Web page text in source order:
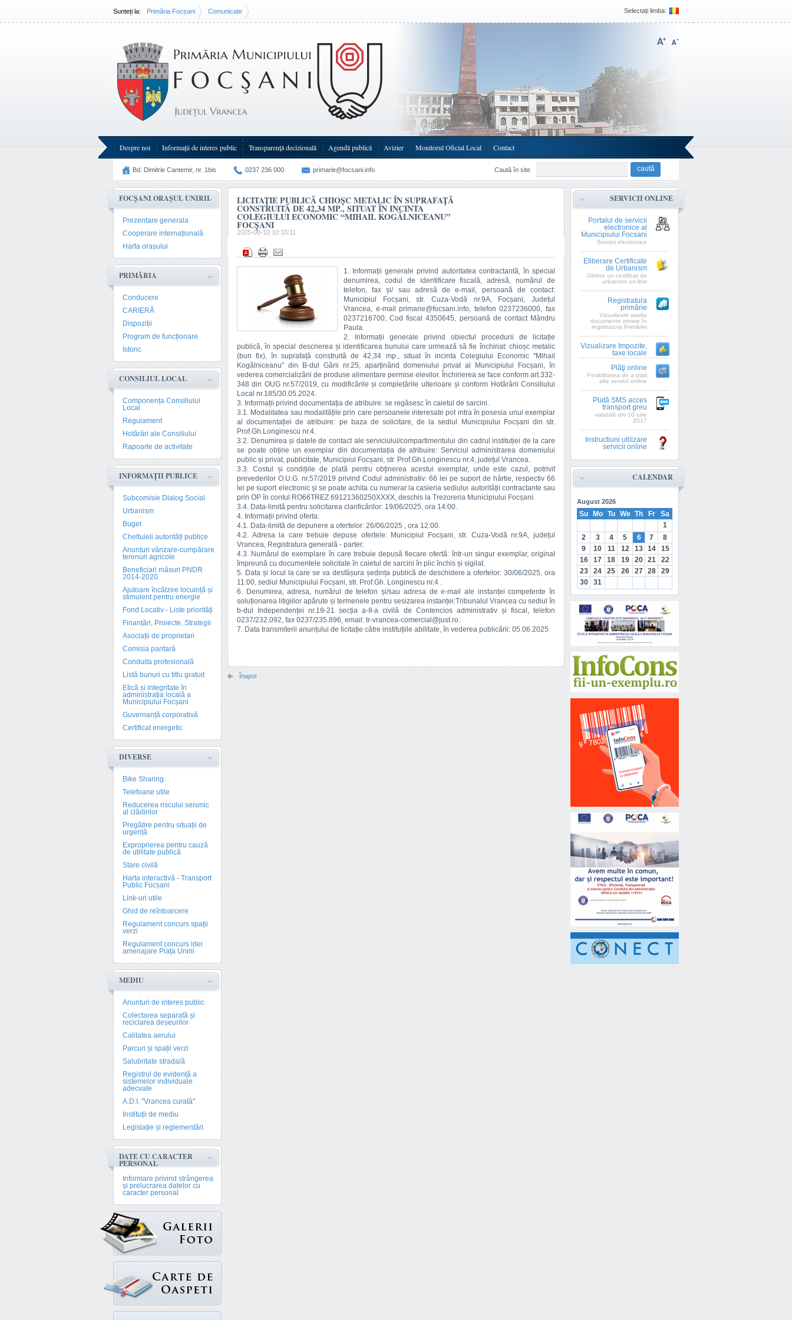
Sunteți la: Primăria Focșani Comunicate Selectați limba:
Despre noi Informații de interes public Transparenţă decizională Agendă publică Avizier Monitorul Oficial Local Contact
Bd. Dimitrie Cantemir, nr. 1bis 0237 236 000 primarie@focsani.info Caută în site
FOCȘANI ORAȘUL UNIRII
Prezentare generala
Cooperare internațională
Harta orașului
PRIMĂRIA
Conducere
CARIERĂ
Dispoziții
Program de funcționare
Istoric
CONSILIUL LOCAL
Componența Consiliului
Local
Regulament
Hotărâri ale Consiliului
Rapoarte de activitate
INFORMAȚII PUBLICE
Subcomisie Dialog Social
Urbanism
Buget
Cheltuieli autorități publice
Anunțuri vânzare-cumpărare
terenuri agricole
Beneficiari măsuri PNDR
2014-2020
Ajutoare încălzire locuință și
stimulent pentru energie
Fond Locativ - Liste priorități
Finanțări, Proiecte, Strategii
Asociații de proprietari
Comisia paritară
Conduita profesională
Listă bunuri cu titlu gratuit
Etică și integritate în
administrația locală a
Municipiului Focșani
Guvernanță corporativă
Certificat energetic
DIVERSE
Bike Sharing
Telefoane utile
Reducerea riscului seismic
al clădirilor
Pregătire pentru situații de
urgență
Exproprierea pentru cauză
de utilitate publică
Stare civilă
Harta interactivă - Transport
Public Focșani
Link-uri utile
Ghid de reîntoarcere
Regulament concurs spații
verzi
Regulament concurs idei
amenajare Piața Unirii
MEDIU
Anunțuri de interes public
Colectarea separată și
reciclarea deșeurilor
Calitatea aerului
Parcuri și spații verzi
Salubritate stradală
Registrul de evidență a
sistemelor individuale
adecvate
A.D.I. "Vrancea curată"
Instituții de mediu
Legislație și reglementări
DATE CU CARACTER
PERSONAL
Informare privind strângerea
și prelucrarea datelor cu
caracter personal
LICITAȚIE PUBLICĂ CHIOȘC METALIC ÎN SUPRAFAȚĂ
CONSTRUITĂ DE 42,34 MP., SITUAT ÎN INCINTA
COLEGIULUI ECONOMIC “MIHAIL KOGĂLNICEANU”
FOCȘANI
2025-06-10 10:33:11
1. Informații generale privind autoritatea contractantă, în special
denumirea, codul de identificare fiscală, adresă, numărul de
telefon, fax și/ sau adresă de e-mail, persoană de contact:
Municipiul Focșani, str. Cuza-Vodă nr.9A, Focșani, Județul
Vrancea, e-mail primarie@focsani.info, telefon 0237236000, fax
0237216700, Cod fiscal 4350645, persoană de contact Mândru
Paula.
2. Informații generale privind obiectul procedurii de licitație
publică, în special descrierea și identificarea bunului care urmează să fie închiriat: chioșc metalic
(bun fix), în suprafață construită de 42,34 mp., situat în incinta Colegiului Economic "Mihail
Kogălniceanu" din B-dul Gării nr.25, aparținând domeniului privat al Municipiului Focșani, în
vederea comercializării de produse alimentare permise elevilor. Închirierea se face conform art.332-
348 din OUG nr.57/2019, cu modificările și completările ulterioare și conform Hotărârii Consiliului
Local nr.185/30.05.2024.
3. Informații privind documentația de atribuire: se regăsesc în caietul de sarcini.
3.1. Modalitatea sau modalitățile prin care persoanele interesate pot intra în posesia unui exemplar
al documentației de atribuire: pe baza de solicitare, de la sediul Municipiului Focșani din str.
Prof.Gh.Longinescu nr.4.
3.2. Denumirea și datele de contact ale serviciului/compartimentului din cadrul instituției de la care
se poate obține un exemplar din documentația de atribuire: Serviciul administrarea domeniului
public și privat, publicitate, Municipiul Focșani, str. Prof.Gh.Longinescu nr.4, județul Vrancea.
3.3. Costul și condițiile de plată pentru obținerea acestui exemplar, unde este cazul, potrivit
prevederilor O.U.G. nr.57/2019 privind Codul administrativ: 66 lei pe suport de hârtie, respectiv 66
lei pe suport electronic și se poate achita cu numerar la casieria sediului autorității contractante sau
prin OP în contul RO66TREZ 69121360250XXXX, deschis la Trezoreria Municipiului Focșani.
3.4. Data-limită pentru solicitarea clarificărilor: 19/06/2025, ora 14:00.
4. Informații privind oferta:
4.1. Data-limită de depunere a ofertelor: 26/06/2025 , ora 12:00.
4.2. Adresa la care trebuie depuse ofertele: Municipiul Focșani, str. Cuza-Vodă nr.9A, județul
Vrancea, Registratura generală - parter.
4.3. Numărul de exemplare în care trebuie depusă fiecare ofertă: într-un singur exemplar, original
împreună cu documentele solicitate în caietul de sarcini în plic închis și sigilat.
5. Data și locul la care se va desfășura ședința publică de deschidere a ofertelor: 30/06/2025, ora
11:00, sediul Municipiului Focșani, str. Prof.Gh. Longinescu nr.4 .
6. Denumirea, adresa, numărul de telefon și/sau adresa de e-mail ale instanței competente în
soluționarea litigiilor apărute și termenele pentru sesizarea instanței:Tribunalul Vrancea cu sediul în
b-dul Independenței nr.19-21 secția a-II-a civilă de Contencios administrativ și fiscal, telefon
0237/232.092, fax 0237/235.896, email: tr-vrancea-comercial@just.ro.
7. Data transmiterii anunțului de licitație către instituțiile abilitate, în vederea publicării: 05.06.2025
Înapoi
SERVICII ONLINE
Portalul de servicii
electronice al
Municipiului Focsani
Servicii electronice
Eliberare Certificate
de Urbanism
Obtine un certificat de
urbanism on-line
Registratura
primărie
Vizualizare stadiu
documente intrate în
registratura Primăriei
Vizualizare Impozite,
taxe locale
Plăţi online
Posibilitatea de a plati
alte servicii online
Plată SMS acces
transport greu
valabilă din 10 iulie
2017
Instructiuni utilizare
servicii online
CALENDAR
August 2026
Su Mo Tu We Th Fr
Sa
1
2
3 4 5 6 7
8
9
10 11 12 13 14
15
16
17 18 19 20 21
22
23
24 25 26 27 28
29
30
31